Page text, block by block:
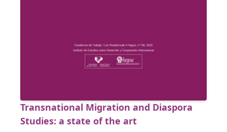
Transnational Migration and Diaspora
Studies: a state of the art